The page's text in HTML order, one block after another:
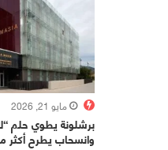
مايو 21, 2026
برشلونة يطوي حلم
وانسحاب يطرح أكثر